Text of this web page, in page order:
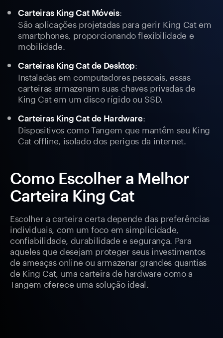
Carteiras King Cat Móveis:
São aplicações projetadas para gerir King Cat em
smartphones, proporcionando flexibilidade e
mobilidade.
Carteiras King Cat de Desktop:
Instaladas em computadores pessoais, essas
carteiras armazenam suas chaves privadas de
King Cat em um disco rígido ou SSD.
Carteiras King Cat de Hardware:
Dispositivos como Tangem que mantêm seu King
Cat offline, isolado dos perigos da internet.
Como Escolher a Melhor
Carteira King Cat
Escolher a carteira certa depende das preferências
individuais, com um foco em simplicidade,
confiabilidade, durabilidade e segurança. Para
aqueles que desejam proteger seus investimentos
de ameaças online ou armazenar grandes quantias
de King Cat, uma carteira de hardware como a
Tangem oferece uma solução ideal.